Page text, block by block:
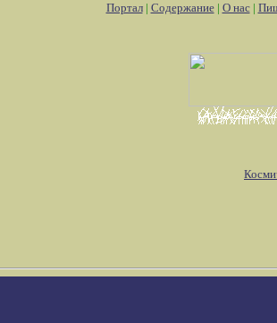
Портал| Содержание| О нас|